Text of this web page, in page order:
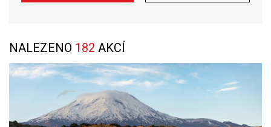
NALEZENO 182 AKCÍ